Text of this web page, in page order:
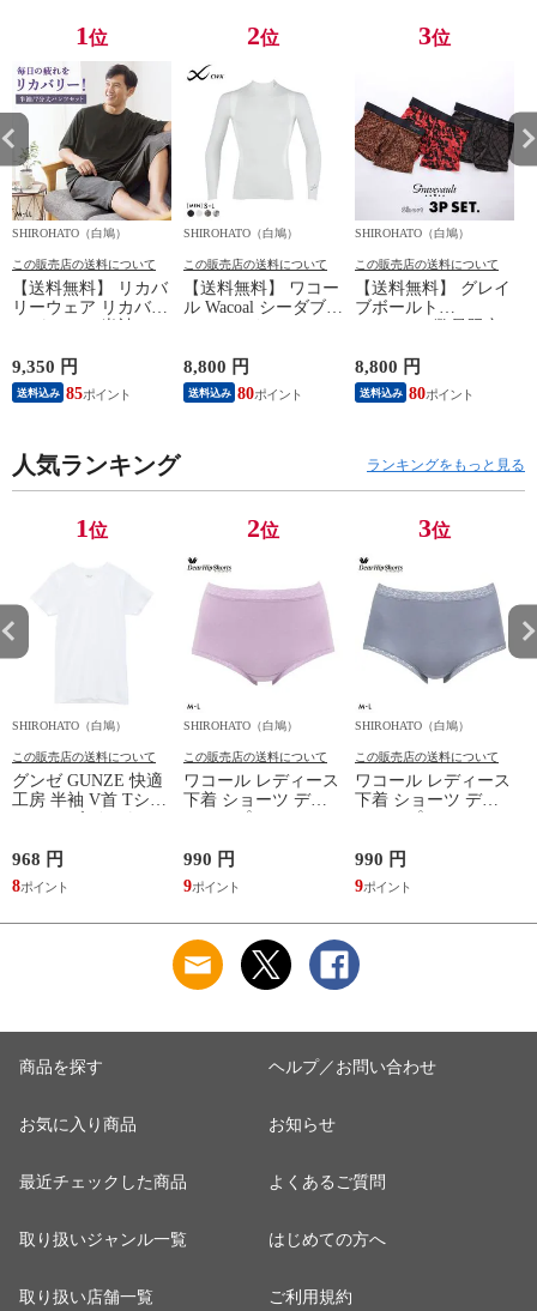
1位
SHIROHATO（白鳩）
この販売店の送料について
【送料無料】 リカバ
リーウェア リカバリ
ーパジャマ 半袖 メ
ームウェア パジャマ
リカバリーケア 7分
丈パンツ 疲労回復
9,350 円
送料込み 85
2位
SHIROHATO（白鳩）
この販売店の送料について
【送料無料】 ワコー
ル Wacoal シーダブリ
JYURYU 柔流 ジュウ
リュウ メンズ トッ
プ SML ハイネック
8,800 円
送料込み 80
3位
SHIROHATO（白鳩）
この販売店の送料について
【送料無料】 グレイ
ブボールト
Gravevault 数量限定
サーパンツ おまかせ
3P 福袋 ショート ロ
ーライズ 3枚セット
8,800 円
送料込み 80
人気ランキング ランキングをもっと見る
1位
SHIROHATO（白鳩）
この販売店の送料について
グンゼ GUNZE 快適
工房 半袖 V首 Tシャ
ツ メンズ インナー
本製 抗菌防臭
968 円
8
2位
SHIROHATO（白鳩）
この販売店の送料について
ワコール レディース
下着 ショーツ ディ
アヒップショーツ
スタンダード ノーマ
ルショーツ ML
Wacoal
990 円
9
3位
SHIROHATO（白鳩）
この販売店の送料について
ワコール レディース
下着 ショーツ ディ
アヒップショーツ
スタンダード ノーマ
ルショーツ ML
Wacoal
990 円
9
商品を探す
お気に入り商品
最近チェックした商品
取り扱いジャンル一覧
取り扱い店舗一覧
ヘルプ／お問い合わせ
お知らせ
よくあるご質問
はじめての方へ
ご利用規約